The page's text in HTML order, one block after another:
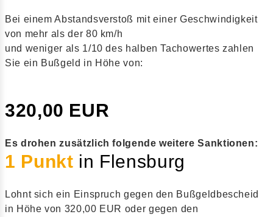
Bei einem Abstandsverstoß mit einer Geschwindigkeit
von mehr als der 80 km/h
und weniger als 1/10 des halben Tachowertes zahlen
Sie ein Bußgeld in Höhe von:
320,00 EUR
Es drohen zusätzlich folgende weitere Sanktionen:
1 Punkt in Flensburg
Lohnt sich ein Einspruch gegen den Bußgeldbescheid
in Höhe von 320,00 EUR oder gegen den